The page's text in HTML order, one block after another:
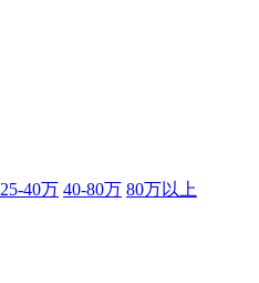
25-40万 40-80万 80万以上